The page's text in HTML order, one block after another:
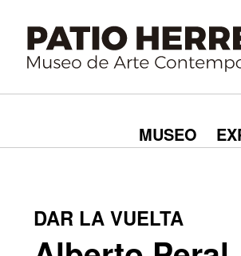
MUSEO
DAR LA VUELTA